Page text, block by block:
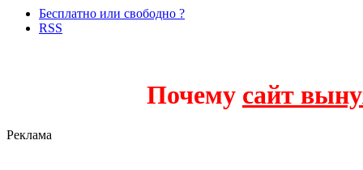
Бесплатно или свободно ?
RSS
Почему сайт
Реклама